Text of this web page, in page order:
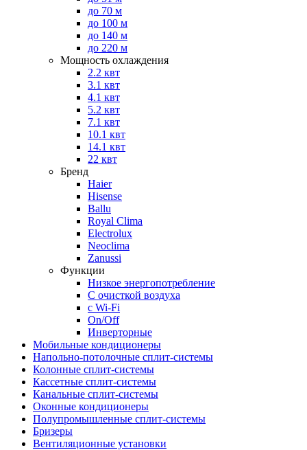
до 70 м
до 100 м
до 140 м
до 220 м
Мощность охлаждения
2.2 квт
3.1 квт
4.1 квт
5.2 квт
7.1 квт
10.1 квт
14.1 квт
22 квт
Бренд
Haier
Hisense
Ballu
Royal Clima
Electrolux
Neoclima
Zanussi
Функции
Низкое энергопотребление
С очисткой воздуха
с Wi-Fi
On/Off
Инверторные
Мобильные кондиционеры
Напольно-потолоч​ные ​сплит-системы
Колонные ​​сплит-системы
Кассетные сплит-системы
Канальные сплит-системы
Оконные кондиционеры
Полупромышленные сплит-системы
Бризеры
Вентиляционные установки